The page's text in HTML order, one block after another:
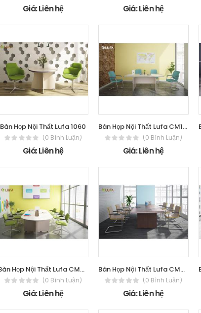
Giá: Liên hệ Giá: Liên hệ
Bàn Họp Nội Thất Lufa 1060
(0 Bình Luận)
Giá: Liên hệ
Bàn Họp Nội Thất Lufa CM1820H
(0 Bình Luận)
Giá: Liên hệ
Bàn Họp Nội Thất Lufa CM2600H
(0 Bình Luận)
Giá: Liên hệ
Bàn Họp Nội Thất Lufa CM2400H2
(0 Bình Luận)
Giá: Liên hệ